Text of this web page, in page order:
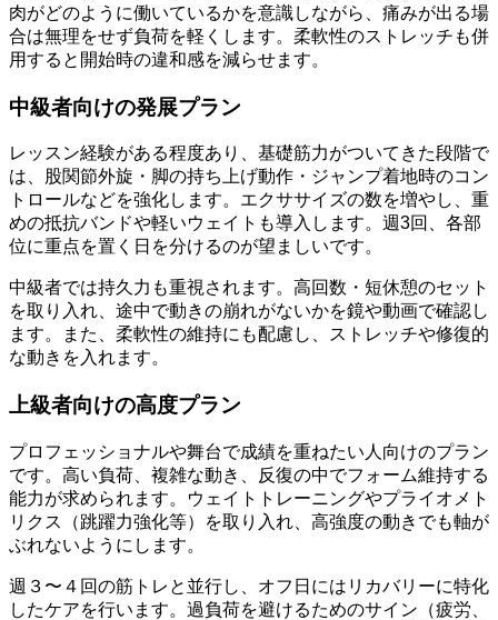
肉がどのように働いているかを意識しながら、痛みが出る場
合は無理をせず負荷を軽くします。柔軟性のストレッチも併
用すると開始時の違和感を減らせます。
中級者向けの発展プラン
レッスン経験がある程度あり、基礎筋力がついてきた段階で
は、股関節外旋・脚の持ち上げ動作・ジャンプ着地時のコン
トロールなどを強化します。エクササイズの数を増やし、重
めの抵抗バンドや軽いウェイトも導入します。週3回、各部
位に重点を置く日を分けるのが望ましいです。
中級者では持久力も重視されます。高回数・短休憩のセット
を取り入れ、途中で動きの崩れがないかを鏡や動画で確認し
ます。また、柔軟性の維持にも配慮し、ストレッチや修復的
な動きを入れます。
上級者向けの高度プラン
プロフェッショナルや舞台で成績を重ねたい人向けのプラン
です。高い負荷、複雑な動き、反復の中でフォーム維持する
能力が求められます。ウェイトトレーニングやプライオメト
リクス（跳躍力強化等）を取り入れ、高強度の動きでも軸が
ぶれないようにします。
週３〜４回の筋トレと並行し、オフ日にはリカバリーに特化
したケアを行います。過負荷を避けるためのサイン（疲労、